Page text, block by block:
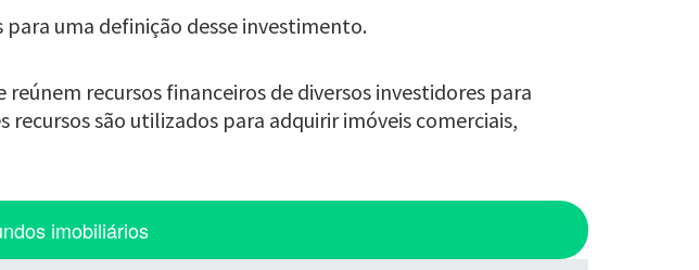
uma definição desse investimento.
recursos financeiros de diversos investidores para
são utilizados para adquirir imóveis comerciais,
imobiliários